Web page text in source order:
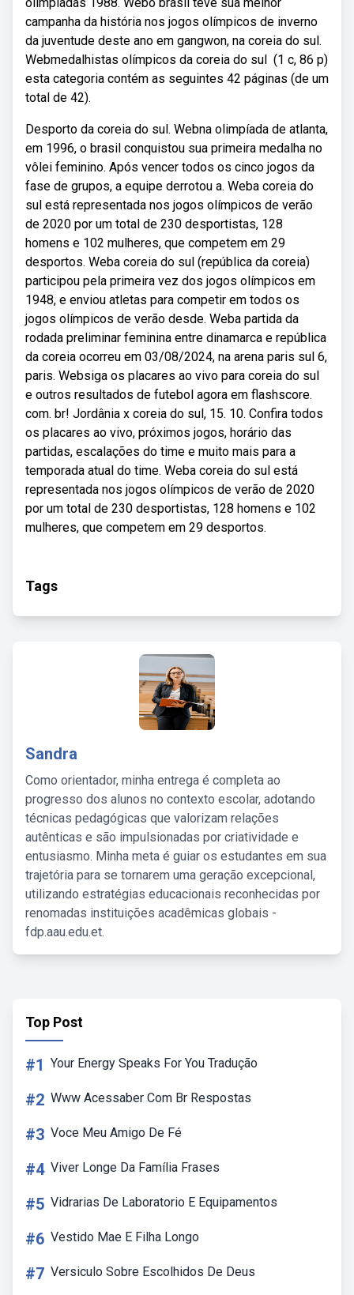
campanha da história nos jogos olímpicos de inverno
da juventude deste ano em gangwon, na coreia do sul.
Webmedalhistas olímpicos da coreia do sul ‎ (1 c, 86 p)
esta categoria contém as seguintes 42 páginas (de um
total de 42).
Desporto da coreia do sul. Webna olimpíada de atlanta,
em 1996, o brasil conquistou sua primeira medalha no
vôlei feminino. Após vencer todos os cinco jogos da
fase de grupos, a equipe derrotou a. Weba coreia do
sul está representada nos jogos olímpicos de verão
de 2020 por um total de 230 desportistas, 128
homens e 102 mulheres, que competem em 29
desportos. Weba coreia do sul (república da coreia)
participou pela primeira vez dos jogos olímpicos em
1948, e enviou atletas para competir em todos os
jogos olímpicos de verão desde. Weba partida da
rodada preliminar feminina entre dinamarca e república
da coreia ocorreu em 03/08/2024, na arena paris sul 6,
paris. Websiga os placares ao vivo para coreia do sul
e outros resultados de futebol agora em flashscore.
com. br! Jordânia x coreia do sul, 15. 10. Confira todos
os placares ao vivo, próximos jogos, horário das
partidas, escalações do time e muito mais para a
temporada atual do time. Weba coreia do sul está
representada nos jogos olímpicos de verão de 2020
por um total de 230 desportistas, 128 homens e 102
mulheres, que competem em 29 desportos.
Tags
Sandra
Como orientador, minha entrega é completa ao
progresso dos alunos no contexto escolar, adotando
técnicas pedagógicas que valorizam relações
autênticas e são impulsionadas por criatividade e
entusiasmo. Minha meta é guiar os estudantes em sua
trajetória para se tornarem uma geração excepcional,
utilizando estratégias educacionais reconhecidas por
renomadas instituições acadêmicas globais -
fdp.aau.edu.et.
Top Post
#1 Your Energy Speaks For You Tradução
#2 Www Acessaber Com Br Respostas
#3 Voce Meu Amigo De Fé
#4 Viver Longe Da Família Frases
#5 Vidrarias De Laboratorio E Equipamentos
#6 Vestido Mae E Filha Longo
#7 Versiculo Sobre Escolhidos De Deus